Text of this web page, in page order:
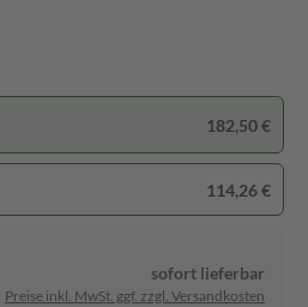
182,50 €
114,26 €
sofort lieferbar
Preise inkl. MwSt. ggf. zzgl. Versandkosten